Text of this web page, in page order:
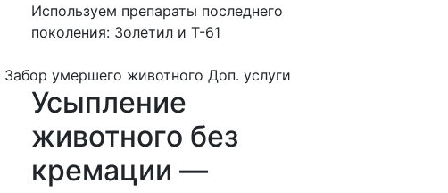
Используем препараты последнего
поколения: Золетил и Т-61
Забор умершего животного Доп. услуги
Усыпление
животного без
кремации —